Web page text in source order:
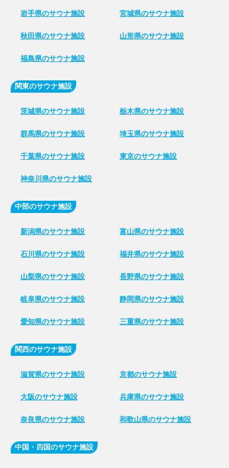
岩手県のサウナ施設 宮城県のサウナ施設
秋田県のサウナ施設 山形県のサウナ施設
福島県のサウナ施設
関東のサウナ施設
茨城県のサウナ施設 栃木県のサウナ施設
群馬県のサウナ施設 埼玉県のサウナ施設
千葉県のサウナ施設 東京のサウナ施設
神奈川県のサウナ施設
中部のサウナ施設
新潟県のサウナ施設 富山県のサウナ施設
石川県のサウナ施設 福井県のサウナ施設
山梨県のサウナ施設 長野県のサウナ施設
岐阜県のサウナ施設 静岡県のサウナ施設
愛知県のサウナ施設 三重県のサウナ施設
関西のサウナ施設
滋賀県のサウナ施設 京都のサウナ施設
大阪のサウナ施設 兵庫県のサウナ施設
奈良県のサウナ施設 和歌山県のサウナ施設
中国・四国のサウナ施設